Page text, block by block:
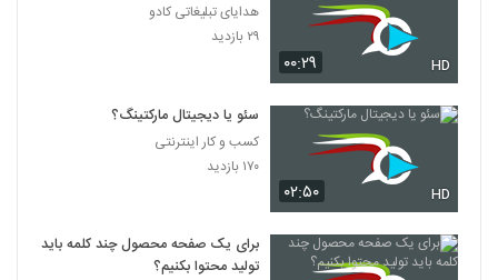
۰۰:۲۹ HD
هدایای تبلیغاتی کادو
۲۹ بازدید
۰۲:۵۰ HD
سئو یا دیجیتال مارکتینگ؟
کسب و کار اینترنتی
۱۷۰ بازدید
برای یک صفحه محصول چند کلمه باید
تولید محتوا بکنیم؟